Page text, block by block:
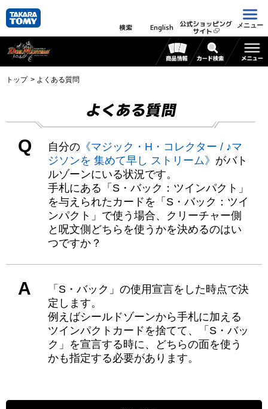
検索 English 公式ショッピング
サイト
メニュー
トップ よくある質問
よくある質問
Q 自分の 《マジック・H・コレクター / ♪マ
ジソンを 集めて早し ストリーム》 がバト
ルゾーンにいる状況です。
手札にある「S・バック：ツインパクト」
を与えられたカードを「S・バック：ツイ
ンパクト」で使う場合、クリーチャー側
と呪文側どちらを使うかを決めるのはい
つですか？
A
「S・バック」の使用宣言をした時点で決
定します。
例えばシールドゾーンから手札に加える
ツインパクトカードを捨てて、「S・バッ
ク」を宣言する時に、どちらの面を使う
かも指定する必要があります。